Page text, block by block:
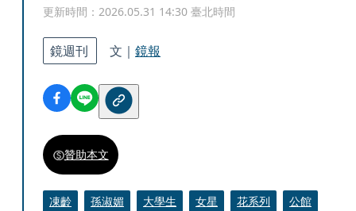
更新時間： 2026.05.31 14:30 臺北時間
鏡週刊 文｜ 鏡報
贊助本文
凍齡 孫淑媚 大學生 女星 花系列
公館